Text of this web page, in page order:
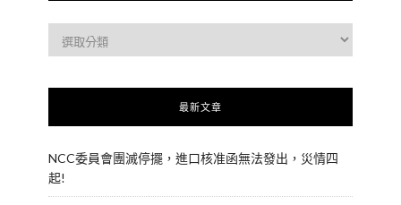
最新文章
NCC委員會團滅停擺，進口核准函無法發出，災情四
起!